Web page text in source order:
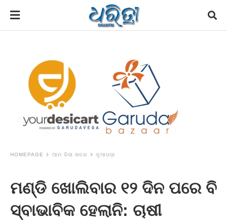
HOMEPAGE ଆମ ଜିଲା ଖବର ନୂଆପଡ଼ା
ମଣ୍ଡି ଖୋଲିବାର ୧୨ ଦିନ ପରେ ବି
ସ୍ବାଭାବିକ ହେଲାନି: ଚାଷୀ